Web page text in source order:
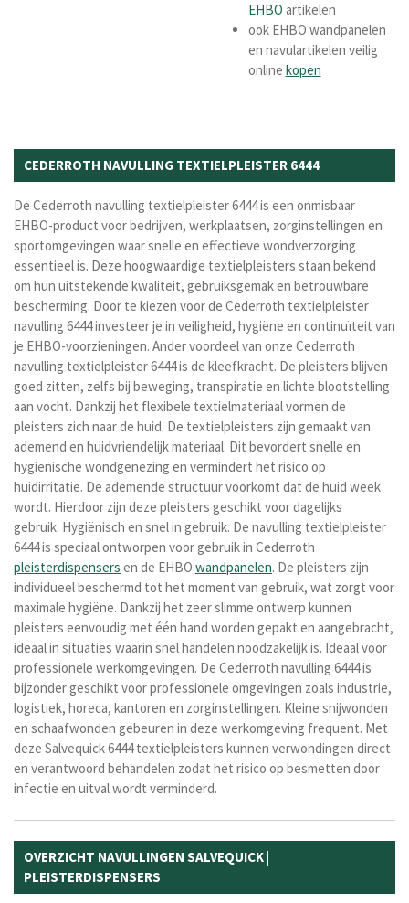
EHBO artikelen
ook EHBO wandpanelen
en navulartikelen veilig
online kopen
CEDERROTH NAVULLING TEXTIELPLEISTER 6444
De Cederroth navulling textielpleister 6444 is een onmisbaar
EHBO-product voor bedrijven, werkplaatsen, zorginstellingen en
sportomgevingen waar snelle en effectieve wondverzorging
essentieel is. Deze hoogwaardige textielpleisters staan bekend
om hun uitstekende kwaliteit, gebruiksgemak en betrouwbare
bescherming. Door te kiezen voor de Cederroth textielpleister
navulling 6444 investeer je in veiligheid, hygiëne en continuïteit van
je EHBO-voorzieningen. Ander voordeel van onze Cederroth
navulling textielpleister 6444 is de kleefkracht. De pleisters blijven
goed zitten, zelfs bij beweging, transpiratie en lichte blootstelling
aan vocht. Dankzij het flexibele textielmateriaal vormen de
pleisters zich naar de huid. De textielpleisters zijn gemaakt van
ademend en huidvriendelijk materiaal. Dit bevordert snelle en
hygiënische wondgenezing en vermindert het risico op
huidirritatie. De ademende structuur voorkomt dat de huid week
wordt. Hierdoor zijn deze pleisters geschikt voor dagelijks
gebruik. Hygiënisch en snel in gebruik. De navulling textielpleister
6444 is speciaal ontworpen voor gebruik in Cederroth
pleisterdispensers en de EHBO wandpanelen. De pleisters zijn
individueel beschermd tot het moment van gebruik, wat zorgt voor
maximale hygiëne. Dankzij het zeer slimme ontwerp kunnen
pleisters eenvoudig met één hand worden gepakt en aangebracht,
ideaal in situaties waarin snel handelen noodzakelijk is. Ideaal voor
professionele werkomgevingen. De Cederroth navulling 6444 is
bijzonder geschikt voor professionele omgevingen zoals industrie,
logistiek, horeca, kantoren en zorginstellingen. Kleine snijwonden
en schaafwonden gebeuren in deze werkomgeving frequent. Met
deze Salvequick 6444 textielpleisters kunnen verwondingen direct
en verantwoord behandelen zodat het risico op besmetten door
infectie en uitval wordt verminderd.
OVERZICHT NAVULLINGEN SALVEQUICK |
PLEISTERDISPENSERS